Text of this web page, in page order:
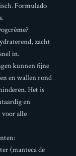
Formulado
zacht
in.
kunnen fijne
en wallen rond
Het is
en
voor alle
(manteca de